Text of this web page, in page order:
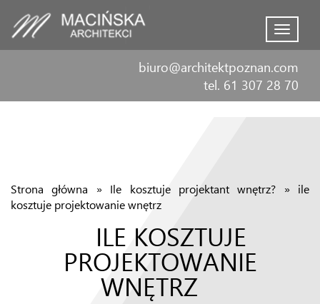
Menu
biuro@architektpoznan.com
tel. 61 307 28 70
Strona główna » Ile kosztuje projektant wnętrz? » ile
kosztuje projektowanie wnętrz
ILE KOSZTUJE
PROJEKTOWANIE
WNĘTRZ